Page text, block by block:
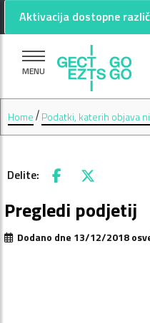
Pojdi na glavno vsebino
Pojdi na nogo strani
Aktivacija dostopne
MENU
Home Podatki, katerih objava
Delite: Facebook
X
Pregledi podjetij
Dodano dne 13/12/2018